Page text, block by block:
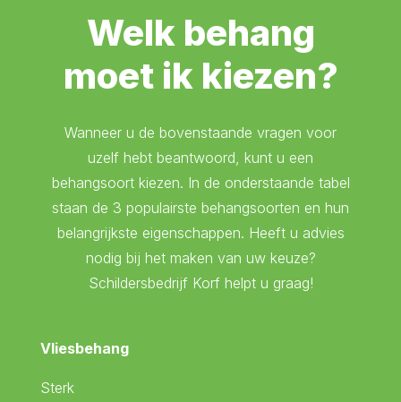
Welk behang
moet ik kiezen?
Wanneer u de bovenstaande vragen voor
uzelf hebt beantwoord, kunt u een
behangsoort kiezen. In de onderstaande tabel
staan de 3 populairste behangsoorten en hun
belangrijkste eigenschappen. Heeft u advies
nodig bij het maken van uw keuze?
Schildersbedrijf Korf helpt u graag!
Vliesbehang
Sterk